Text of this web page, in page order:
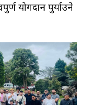
योगदान पुर्याउने